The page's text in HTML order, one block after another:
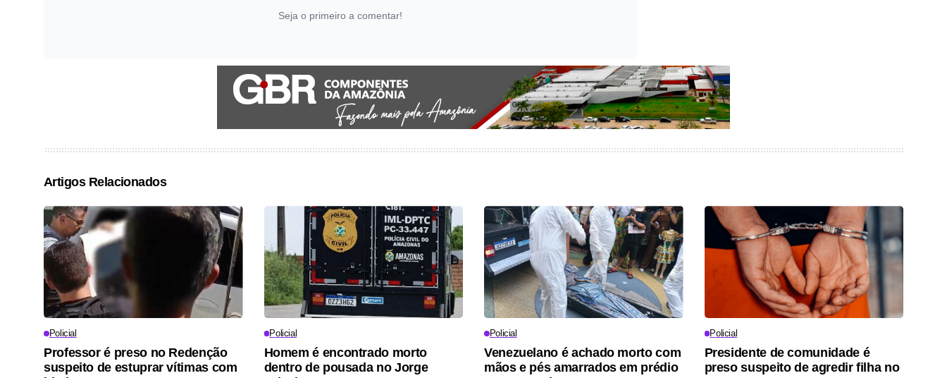
Seja o primeiro a comentar!
Artigos Relacionados
Policial
Professor é preso no Redenção
suspeito de estuprar vítimas com
Policial
Homem é encontrado morto
dentro de pousada no Jorge
Policial
Venezuelano é achado morto com
mãos e pés amarrados em prédio
Policial
Presidente de comunidade é
preso suspeito de agredir filha no